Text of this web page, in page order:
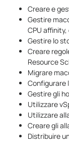
Creare e
Gestire
CPU
Gestire lo
Creare
Resource
Migrare
Configurare
Gestire gli
Utilizzare
Utilizzare
Creare gli
Distribuire